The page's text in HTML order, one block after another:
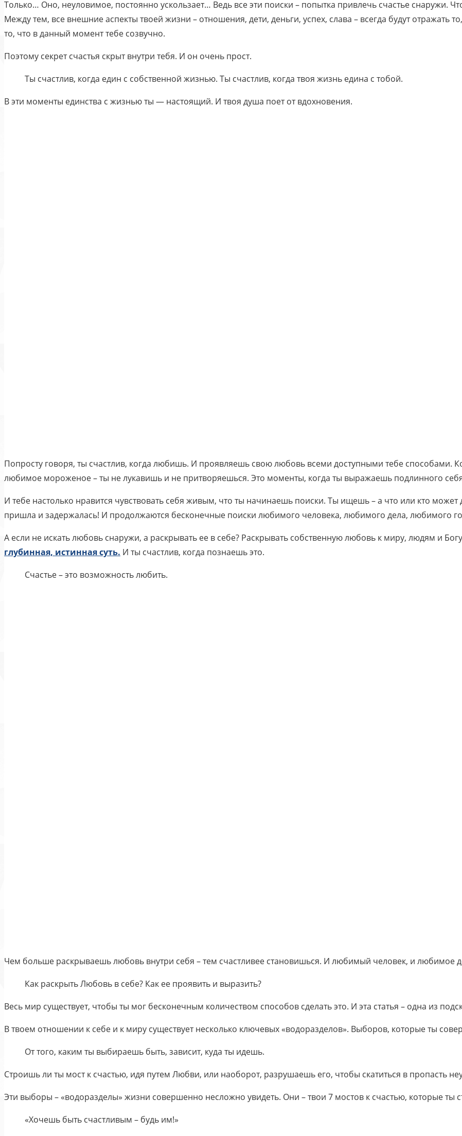
Только… Оно, неуловимое, постоянно ускользает… Ведь все эти поиски – попытка привлечь счастье снаружи.
Между тем, все внешние аспекты твоей жизни – отношения, дети, деньги, успех, слава – всегда будут отражать
то, что в данный момент тебе созвучно.
Поэтому секрет счастья скрыт внутри тебя. И он очень прост.
Ты счастлив, когда един с собственной жизнью. Ты счастлив, когда твоя жизнь едина с тобой.
В эти моменты единства с жизнью ты — настоящий. И твоя душа поет от вдохновения.
Попросту говоря, ты счастлив, когда любишь. И проявляешь свою любовь всеми доступными тебе
любимое мороженое – ты не лукавишь и не притворяешься. Это моменты, когда ты выражаешь подлинного
И тебе настолько нравится чувствовать себя живым, что ты начинаешь поиски. Ты ищешь – а что или кто может
пришла и задержалась! И продолжаются бесконечные поиски любимого человека, любимого дела, любимого
А если не искать любовь снаружи, а раскрывать ее в себе? Раскрывать собственную любовь к миру, людям и
глубинная, истинная суть. И ты счастлив, когда познаешь это.
Счастье – это возможность любить.
Чем больше раскрываешь любовь внутри себя – тем счастливее становишься. И любимый человек, и любимое
Как раскрыть Любовь в себе? Как ее проявить и выразить?
Весь мир существует, чтобы ты мог бесконечным количеством способов сделать это. И эта статья – одна из
В твоем отношении к себе и к миру существует несколько ключевых «водоразделов». Выборов, которые ты
От того, каким ты выбираешь быть, зависит, куда ты идешь.
Строишь ли ты мост к счастью, идя путем Любви, или наоборот, разрушаешь его, чтобы скатиться в пропасть
Эти выборы – «водоразделы» жизни совершенно несложно увидеть. Они – твои 7 мостов к счастью, которые ты
«Хочешь быть счастливым – будь им!»